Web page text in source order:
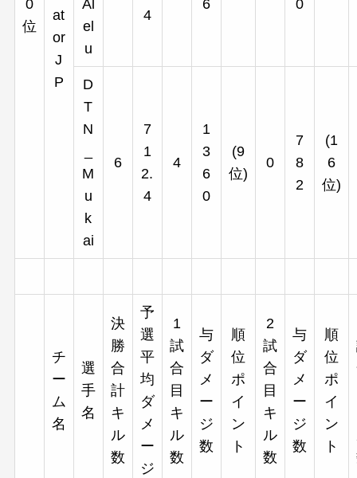
0
位
at
or
J
P
Al
el
u
4
6
0
D
T
N
M
u
k
ai
6
7
1
2.
4
4
1
3
6
0
(9
位)
0
7
8
2
(1
6
位)
チ
ー
ム
名
選
手
名
決
勝
合
計
キ
ル
数
予
選
平
均
ダ
メ
ー
ジ
1
試
合
目
キ
ル
数
与
ダ
メ
ー
ジ
数
順
位
ポ
イ
ン
ト
2
試
合
目
キ
ル
数
与
ダ
メ
ー
ジ
数
順
位
ポ
イ
ン
ト